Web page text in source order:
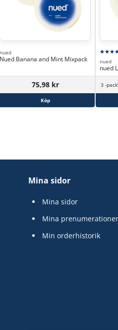
nued
Nued Banana and Mint Mixpack
75,98 kr
Köp
nued
nued
3 -pack
Mina sidor
Mina sidor
Mina prenumerationer
Min orderhistorik